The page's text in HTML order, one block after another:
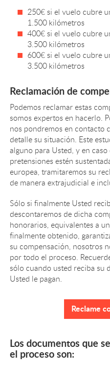
250€ si el vuelo cubre
1.500 kilómetros
400€ si el vuelo cubre
3.500 kilómetros
600€ si el vuelo cubre
3.500 kilómetros
Reclamación de
Podemos reclamar estas
somos expertos en hacerlo.
nos pondremos en contacto
detalle su situación. Este
alguno para Usted, y en
pretensiones estén
europea, tramitaremos su
de manera extrajudicial e
Sólo si finalmente Usted
descontaremos de dicha
honorarios, equivalentes a
finalmente obtenido,
su compensación, nosotros
por todo el proceso.
sólo cuando usted reciba su
Usted le pagan.
Reclame
Los documentos que
el proceso son: